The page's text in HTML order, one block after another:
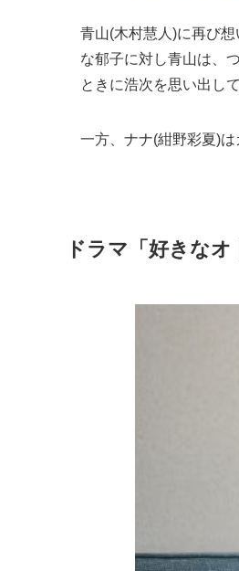
青山(木村慧人)に再び
な郁子に対し青山は、
ときに浩次を思い出し
一方、ナナ(紺野彩夏)
ドラマ「好きな